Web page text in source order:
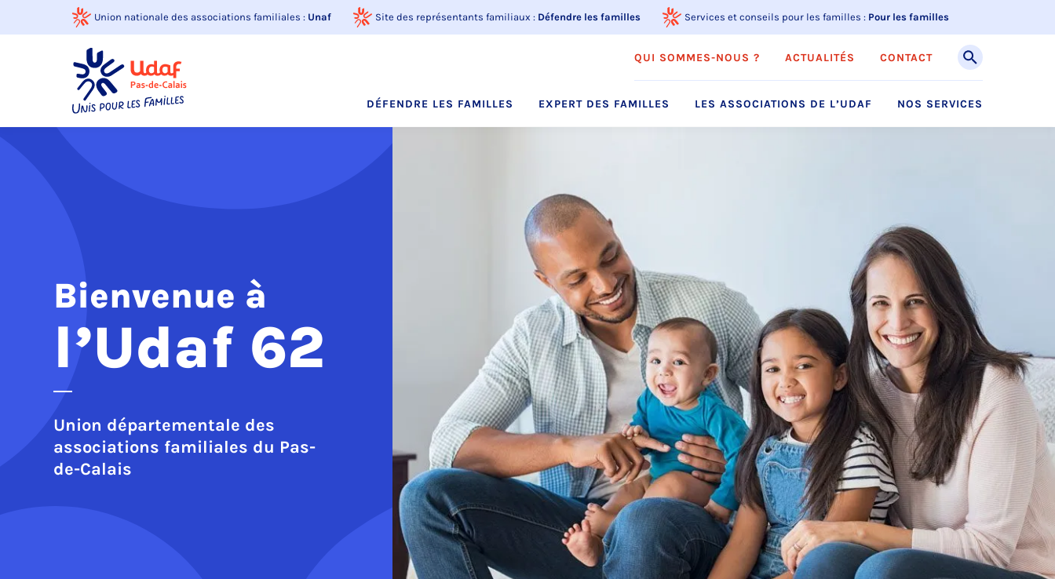
Union nationale des associations familiales : Unaf Site des représentants familiaux : Défendre les familles Services et conseils pour les familles : Pour les familles
QUI SOMMES-NOUS ? ACTUALITÉS CONTACT
DÉFENDRE LES FAMILLES EXPERT DES FAMILLES LES ASSOCIATIONS DE L’UDAF NOS SERVICES
Bienvenue à
l’Udaf 62
Union départementale des
associations familiales du Pas-
de-Calais